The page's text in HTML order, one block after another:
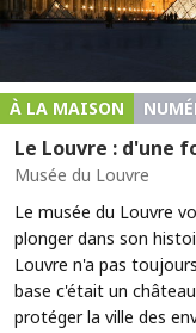
À LA MAISON
Le Louvre : d'une
Musée du Louvre
Le musée du Louvre
plonger dans son
Louvre n'a pas
base c'était un
protéger la ville des